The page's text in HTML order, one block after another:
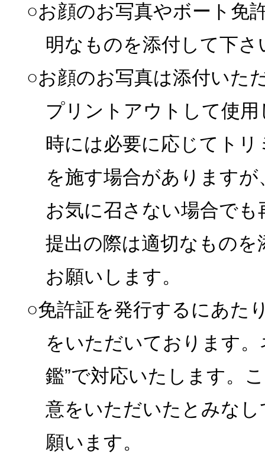
○お顔のお写真やボート免
明なものを添付して下さ
○お顔のお写真は添付いた
プリントアウトして使用
時には必要に応じてト
を施す場合があります
お気に召さない場合で
提出の際は適切なもの
お願いします。
○免許証を発行するにあた
をいただいております
鑑”で対応いたします。
意をいただいたとみな
願います。